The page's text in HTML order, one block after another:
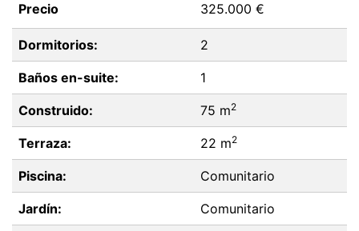
Precio 325.000 €
Dormitorios: 2
Baños en-suite: 1
Construido: 75 m2
Terraza: 22 m2
Piscina: Comunitario
Jardín: Comunitario